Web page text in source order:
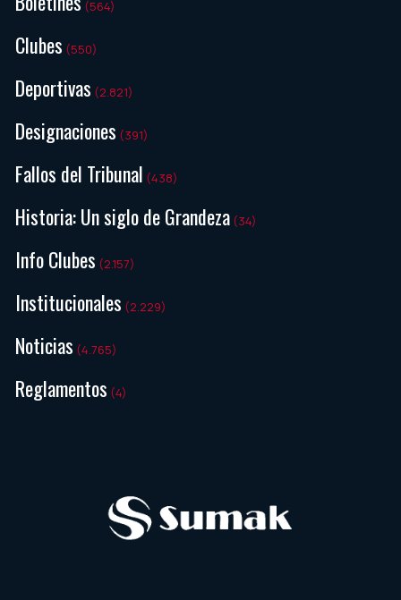
(564)
Clubes (550)
Deportivas (2.821)
Designaciones (391)
Fallos del Tribunal (438)
Historia: Un siglo de Grandeza (34)
Info Clubes (2.157)
Institucionales (2.229)
Noticias (4.765)
Reglamentos (4)